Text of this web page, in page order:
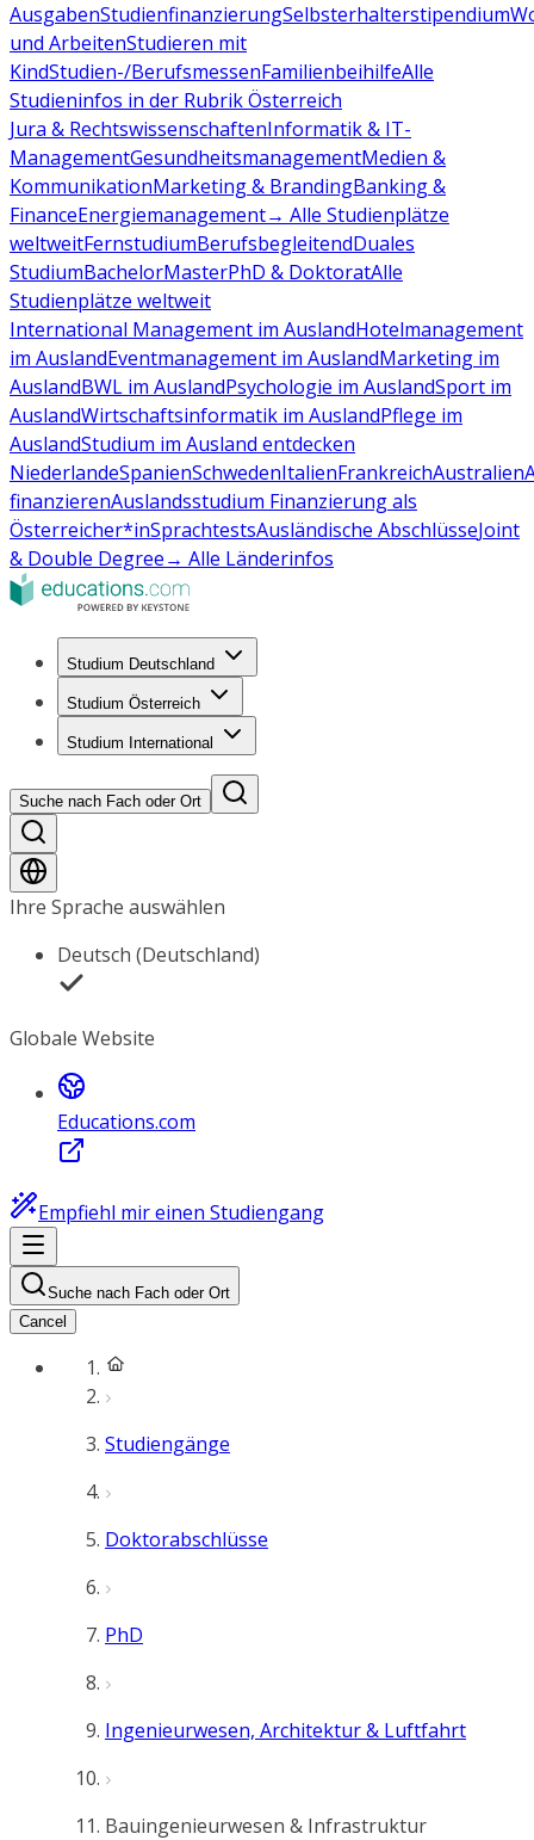
AusgabenStudienfinanzierungSelbsterhalterstipendium
und ArbeitenStudieren mit
KindStudien-/BerufsmessenFamilienbeihilfeAlle
Studieninfos in der Rubrik Österreich
Jura & RechtswissenschaftenInformatik & IT-
ManagementGesundheitsmanagementMedien &
KommunikationMarketing & BrandingBanking &
FinanceEnergiemanagement→ Alle Studienplätze
weltweitFernstudiumBerufsbegleitendDuales
StudiumBachelorMasterPhD & DoktoratAlle
Studienplätze weltweit
International Management im AuslandHotelmanagement
im AuslandEventmanagement im AuslandMarketing im
AuslandBWL im AuslandPsychologie im AuslandSport im
AuslandWirtschaftsinformatik im AuslandPflege im
AuslandStudium im Ausland entdecken
NiederlandeSpanienSchwedenItalienFrankreichAustralien
finanzierenAuslandsstudium Finanzierung als
Österreicher*inSprachtestsAusländische AbschlüsseJoint
& Double Degree→ Alle Länderinfos
Studium Deutschland
Studium Österreich
Studium International
Suche nach Fach oder Ort
Ihre Sprache auswählen
Deutsch (Deutschland)
Globale Website
Educations.com
Empfiehl mir einen Studiengang
Suche nach Fach oder Ort
Cancel
Studiengänge
Doktorabschlüsse
PhD
Ingenieurwesen, Architektur & Luftfahrt
Bauingenieurwesen & Infrastruktur